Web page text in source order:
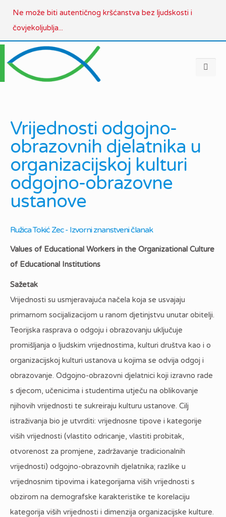
Ne može biti autentičnog kršćanstva bez ljudskosti i
čovjekoljublja...
Vrijednosti odgojno-
obrazovnih djelatnika u
organizacijskoj kulturi
odgojno-obrazovne
ustanove
Ružica Tokić Zec - Izvorni znanstveni članak
Values of Educational Workers in the Organizational Culture
of Educational Institutions
Sažetak
Vrijednosti su usmjeravajuća načela koja se usvajaju
primarnom socijalizacijom u ranom djetinjstvu unutar obitelji.
Teorijska rasprava o odgoju i obrazovanju uključuje
promišljanja o ljudskim vrijednostima, kulturi društva kao i o
organizacijskoj kulturi ustanova u kojima se odvija odgoj i
obrazovanje. Odgojno-obrazovni djelatnici koji izravno rade
s djecom, učenicima i studentima utječu na oblikovanje
njihovih vrijednosti te sukreiraju kulturu ustanove. Cilj
istraživanja bio je utvrditi: vrijednosne tipove i kategorije
viših vrijednosti (vlastito odricanje, vlastiti probitak,
otvorenost za promjene, zadržavanje tradicionalnih
vrijednosti) odgojno-obrazovnih djelatnika; razlike u
vrijednosnim tipovima i kategorijama viših vrijednosti s
obzirom na demografske karakteristike te korelaciju
kategorija viših vrijednosti i dimenzija organizacijske kulture.